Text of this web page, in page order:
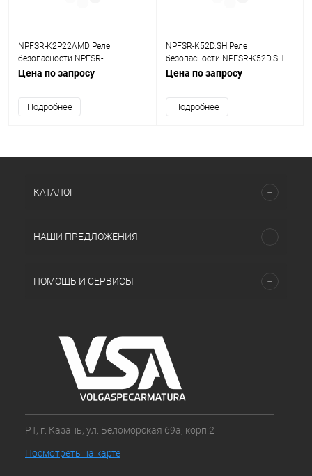
NPFSR-K2P22AMD Реле
безопасности NPFSR-
K2P22AMDхDO, 2NO+2NC, 24В
Цена по запросу
Подробнее
NPFSR-K52D.SH Реле
безопасности NPFSR-K52D.SH
2хDO, 2NO, 24В DC, SIL3
Цена по запросу
Подробнее
КАТАЛОГ
НАШИ ПРЕДЛОЖЕНИЯ
ПОМОЩЬ И СЕРВИСЫ
РТ, г. Казань, ул. Беломорская 69а, корп.2
Посмотреть на карте